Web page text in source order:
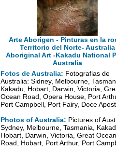
Arte Aborigen - Pinturas en la
Territorio del Norte- Australia
Aboriginal Art -Kakadu National
Australia
Fotos de Australia: Fotografias de
Australia: Sidney, Melbourne,
Kakadu, Hobart, Darwin, Victoria,
Ocean Road, Opera House, Port
Port Campbell, Port Fairy, Doce
Photos of Australia: Pictures of
Sydney, Melbourne, Tasmania,
Hobart, Darwin, Victoria, Great Ocean
Road, Hobart, Port Arthur, Port